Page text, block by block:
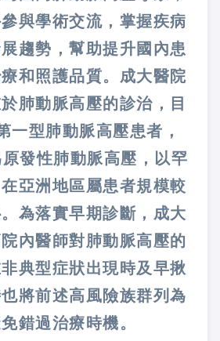
與學術交流，掌握疾病
趨勢，幫助提升國內患
和照護品質。成大醫院
肺動脈高壓的診治，目
一型肺動脈高壓患者，
發性肺動脈高壓，以罕
亞洲地區屬患者規模較
為落實早期診斷，成大
內醫師對肺動脈高壓的
典型症狀出現時及早揪
將前述高風險族群列為
錯過治療時機。